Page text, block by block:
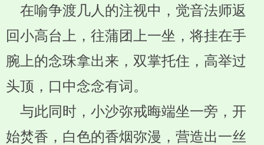
在喻争渡几人的注视中，觉音法师返
回小高台上，往蒲团上一坐，将挂在手
腕上的念珠拿出来，双掌托住，高举过
头顶，口中念念有词。
与此同时，小沙弥戒晦端坐一旁，开
始焚香，白色的香烟弥漫，营造出一丝